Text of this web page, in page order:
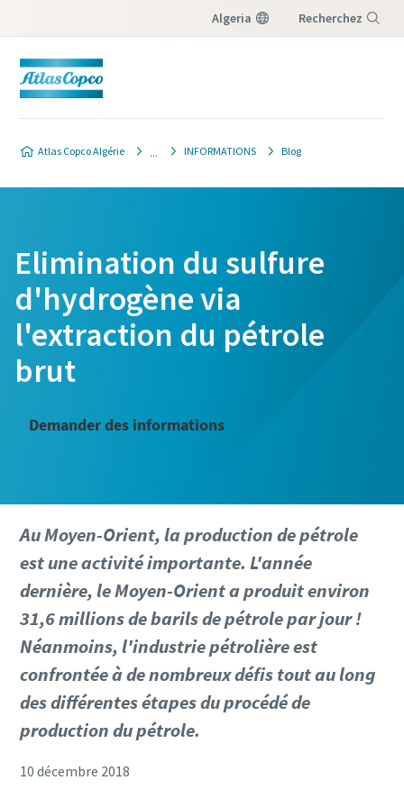
Algeria Recherchez
Atlas Copco Algérie INFORMATIONS Blog
Elimination du sulfure
d'hydrogène via
l'extraction du pétrole
brut
Demander des informations
Au Moyen-Orient, la production de pétrole
est une activité importante. L'année
dernière, le Moyen-Orient a produit environ
31,6 millions de barils de pétrole par jour !
Néanmoins, l'industrie pétrolière est
confrontée à de nombreux défis tout au long
des différentes étapes du procédé de
production du pétrole.
10 décembre 2018